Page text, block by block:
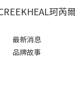
珂芮
最新消息
品牌故事